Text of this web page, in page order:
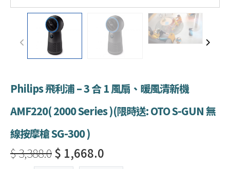
Philips 飛利浦 – 3 合 1 風扇、暖風清新機
AMF220( 2000 Series )(限時送: OTO S-GUN 無
線按摩槍 SG-300 )
$ 3,388.0$ 1,668.0